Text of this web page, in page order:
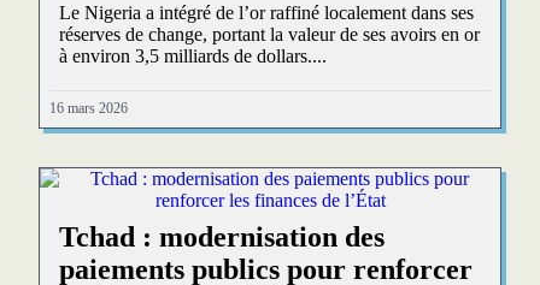
Le Nigeria a intégré de l’or raffiné localement dans ses
réserves de change, portant la valeur de ses avoirs en or
à environ 3,5 milliards de dollars....
16 mars 2026
Tchad : modernisation des
paiements publics pour renforcer